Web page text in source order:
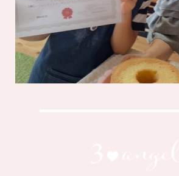
mari 2023年8月11
READ MORE